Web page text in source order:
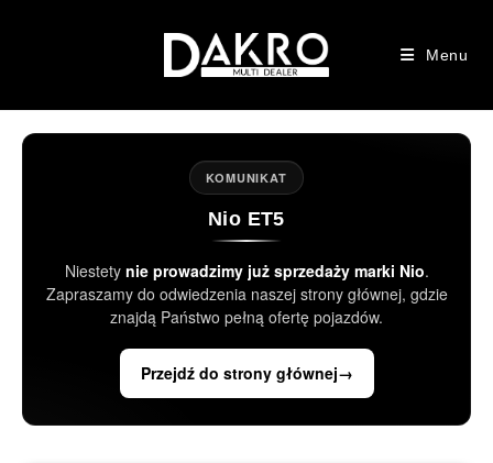
Menu
KOMUNIKAT
Nio ET5
Niestety nie prowadzimy już sprzedaży marki Nio.
Zapraszamy do odwiedzenia naszej strony głównej, gdzie
znajdą Państwo pełną ofertę pojazdów.
Przejdź do strony głównej→